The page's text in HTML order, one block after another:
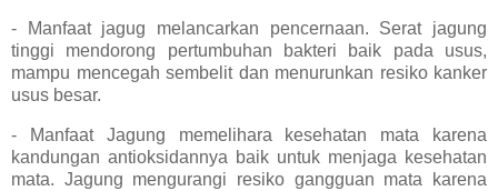
- Manfaat jagug melancarkan pencernaan. Serat jagung
tinggi mendorong pertumbuhan bakteri baik pada usus,
mampu mencegah sembelit dan menurunkan resiko kanker
usus besar.
- Manfaat Jagung memelihara kesehatan mata karena
kandungan antioksidannya baik untuk menjaga kesehatan
mata. Jagung mengurangi resiko gangguan mata karena